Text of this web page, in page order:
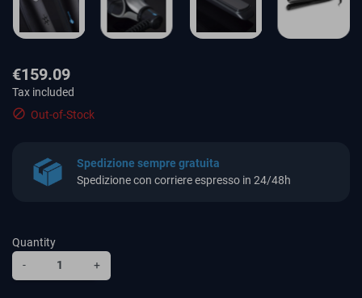
€159.09
Tax included
 Out-of-Stock
Spedizione sempre gratuita
Spedizione con corriere espresso in 24/48h
Quantity
-
+